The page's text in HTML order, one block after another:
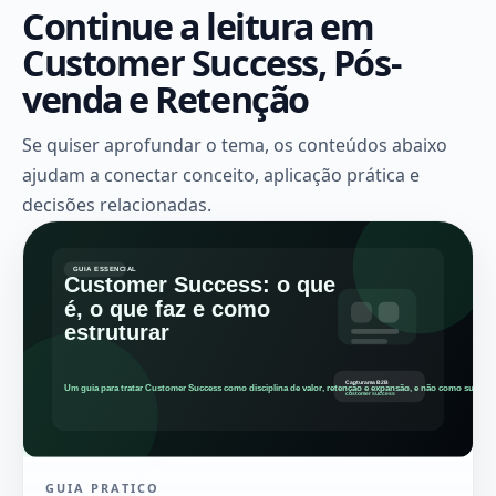
Continue a leitura em
Customer Success, Pós-
venda e Retenção
Se quiser aprofundar o tema, os conteúdos abaixo
ajudam a conectar conceito, aplicação prática e
decisões relacionadas.
GUIA PRATICO